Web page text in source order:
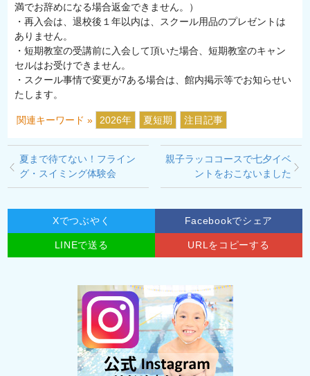
満でお辞めになる場合返金できません。）
・再入会は、退校後１年以内は、スクール用品のプレゼントは
ありません。
・短期教室の受講前に入会して頂いた場合、短期教室のキャン
セルはお受けできません。
・スクール事情で変更が7ある場合は、館内掲示等でお知らせい
たします。
関連キーワード » 2026年 夏短期 注目記事
夏まで待てない！フライン
グ・スイミング体験会
親子ラッココースで七夕イベ
ントをおこないました
Xでつぶやく Facebookでシェア
LINEで送る URLをコピーする